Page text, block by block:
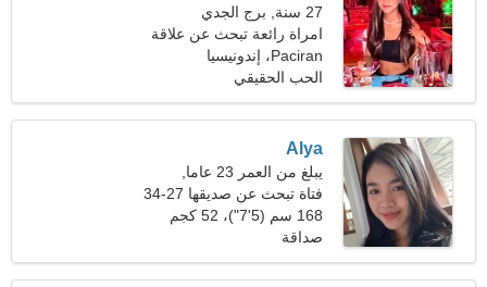
27 سنة, برج الجدي
امراة رائعة تبحث عن علاقة
Paciran، إندونيسيا
الحب الحقيقي
Alya
يبلغ من العمر 23 عاما,
الميزان
فتاة تبحث عن صديقها 27-34
168 سم (5'7")، 52 كجم
(114 رطلا)
صداقة